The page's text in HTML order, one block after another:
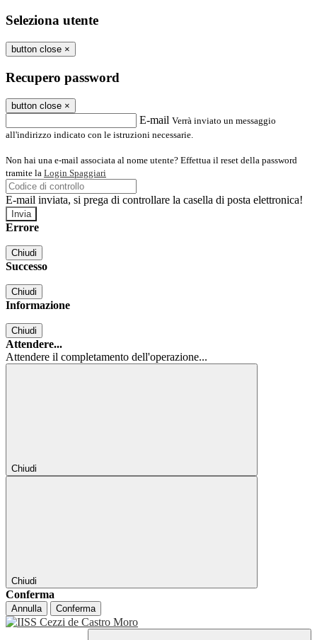
Seleziona utente
button close ×
Recupero password
button close ×
E-mail Verrà inviato un messaggio
all'indirizzo indicato con le istruzioni necessarie.
Non hai una e-mail associata al nome utente? Effettua il reset della password
tramite la Login Spaggiari
E-mail inviata, si prega di controllare la casella di posta elettronica!
Errore
Chiudi
Successo
Chiudi
Informazione
Chiudi
Attendere...
Attendere il completamento dell'operazione...
Chiudi
Chiudi
Conferma
Annulla Conferma